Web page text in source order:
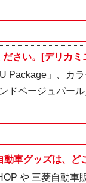
ださい。[デリカミ
Package」、カ
ドベージュパー
車グッズは、ど
や 三菱自動車